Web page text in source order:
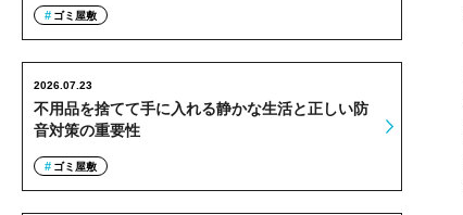
ゴミ屋敷
不用品を捨てて手に入れる静かな生活と正しい防
音対策の重要性
2026.07.23
ゴミ屋敷